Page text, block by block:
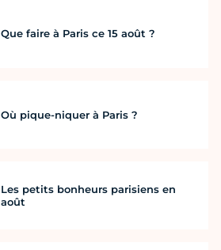
Que faire à Paris ce 15 août ?
Où pique-niquer à Paris ?
Les petits bonheurs parisiens en
août